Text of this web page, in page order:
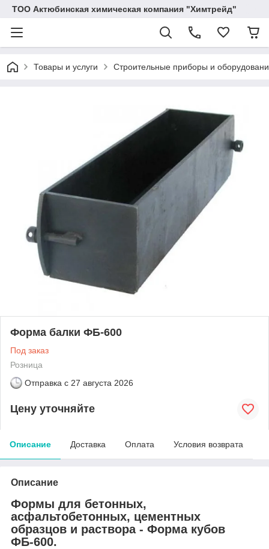
ТОО Актюбинская химическая компания "Химтрейд"
Товары и услуги Строительные приборы и
Форма балки ФБ-600
Под заказ
Розница
Отправка с 27 августа 2026
Цену уточняйте
Описание Доставка Оплата Условия возврата
Описание
Формы для бетонных,
асфальтобетонных, цементных
образцов и раствора - Форма кубов
ФБ-600.